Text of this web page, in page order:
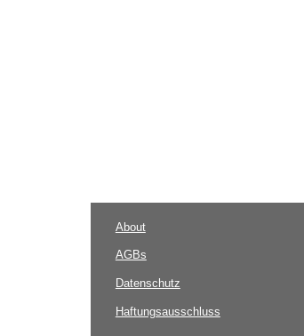
About
AGBs
Datenschutz
Haftungsausschluss